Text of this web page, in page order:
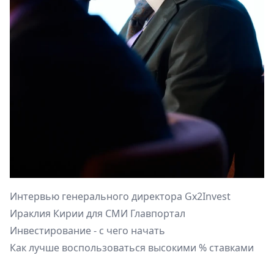
Интервью генерального директора Gx2Invest
Ираклия Кирии для СМИ Главпортал
Инвестирование - с чего начать
Как лучше воспользоваться высокими % ставками